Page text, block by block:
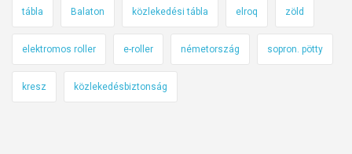
tábla Balaton közlekedési tábla elroq zöld
elektromos roller e-roller németország sopron. pötty
kresz közlekedésbiztonság